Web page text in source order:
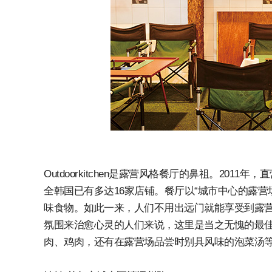
Outdoorkitchen是露营风格餐厅的鼻祖。2011年，
全韩国已有多达16家店铺。餐厅以“城市中心的露
味食物。如此一来，人们不用出远门就能享受到露
氛围来治愈心灵的人们来说，这里是当之无愧的最
肉、鸡肉，还有在露营场品尝时别具风味的泡菜汤